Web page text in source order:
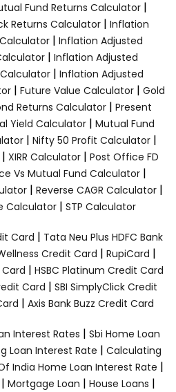
Fund Returns Calculator |
Returns Calculator| Inflation
| Inflation Adjusted
| Inflation Adjusted
| Inflation Adjusted
| Future Value Calculator | Gold
Returns Calculator | Present
Yield Calculator | Mutual Fund
| Nifty 50 Profit Calculator|
XIRR Calculator| Post Office FD
Vs Mutual Fund Calculator|
| Reverse CAGR Calculator |
Calculator | STP Calculator
Card | Tata Neu Plus HDFC Bank
Credit Card | RupiCard |
Card | HSBC Platinum Credit Card
Card | SBI SimplyClick Credit
| Axis Bank Buzz Credit Card
Interest Rates | Sbi Home Loan
Loan Interest Rate | Calculating
India Home Loan Interest Rate |
| Mortgage Loan | House Loans |